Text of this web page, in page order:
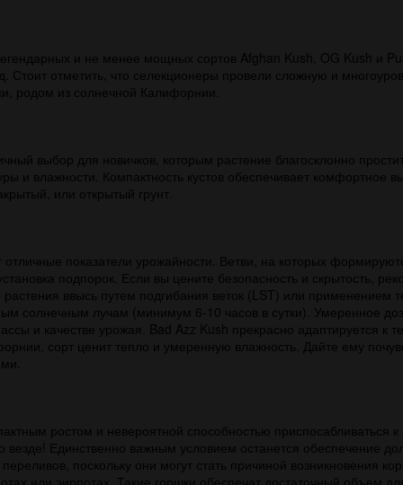
и не менее мощных сортов Afghan Kush, OG Kush и
отметить, что селекционеры провели сложную и
родом из солнечной Калифорнии.
выбор для новичков, которым растение благосклонно
и влажности. Компактность кустов обеспечивает комфортное
или открытый грунт.
показатели урожайности. Ветви, на которых
подпорок. Если вы цените безопасность и скрытость,
растения ввысь путем подгибания веток (LST) или
солнечным лучам (минимум 6-10 часов в сутки). Умеренное
и качестве урожая. Bad Azz Kush прекрасно адаптируется
сорт ценит тепло и умеренную влажность. Дайте ему
ростом и невероятной способностью
Единственно важным условием останется обеспечение
поскольку они могут стать причиной возникновения
или эирпотах. Такие горшки обеспечат достаточный объем